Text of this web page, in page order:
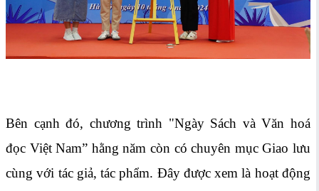
Bên cạnh đó, chương trình "Ngày Sách và Văn hoá
đọc Việt Nam” hằng năm còn có chuyên mục Giao lưu
cùng với tác giả, tác phẩm. Đây được xem là hoạt động